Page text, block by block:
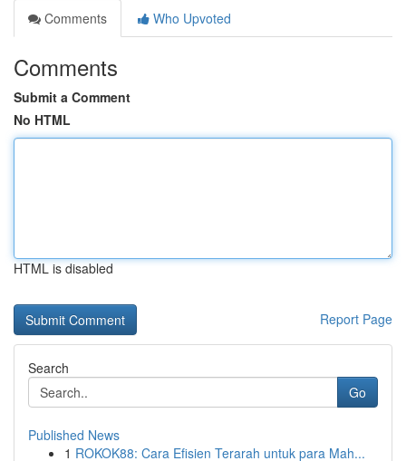
Comments
Who Upvoted
Comments
Submit a Comment
No HTML
HTML is disabled
Report Page
Search
Go
Published News
1 ROKOK88: Cara Efisien Terarah untuk para Mah...